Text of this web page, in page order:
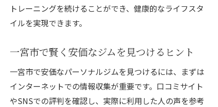
トレーニングを続けることができ、健康的なライフスタ
イルを実現できます。
一宮市で賢く安価なジムを見つけるヒント
一宮市で安価なパーソナルジムを見つけるには、まずは
インターネットでの情報収集が重要です。口コミサイト
やSNSでの評判を確認し、実際に利用した人の声を参考